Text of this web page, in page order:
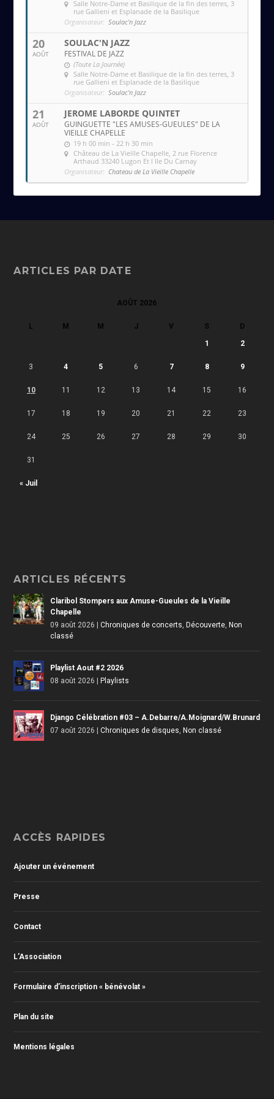
Salle Notre-Dame et Basilique de la fin des terres , 3
rue Gallieni et Esplanade de la Basilique
Organisateur: Soulac'n Jazz
20
AOÛT
SOULAC'N JAZZ
FESTIVAL DE JAZZ
(Toute La Journée)
Salle Notre-Dame et Basilique de la fin des terres , 3
rue Gallieni et Esplanade de la Basilique
Organisateur: Soulac'n Jazz
21
AOÛT
JEROME LABORDE QUINTET
GUINGUETTE "LES AMUSES-GUEULES" DE LA
VIEILLE CHAPELLE
19 h 00 min - 22 h 30 min
Château de La Vieille Chapelle , 2 rue Florence
Arthaud 33240 Lugon Et l Ile Du Carnay
Organisateur: Chateau de La Vieille Chapelle
ARTICLES PAR DATE
AOÛT 2026
L M M J V S D
« Juil
1 2
3 4 5 6 7 8 9
10 11 12 13 14 15 16
17 18 19 20 21 22 23
24 25 26 27 28 29 30
31
ARTICLES RÉCENTS
Claribol Stompers aux Amuse-Gueules de la Vieille
Chapelle
09 août 2026 |Chroniques de concerts ,Découverte ,Non
classé
Playlist Aout #2 2026
08 août 2026 |Playlists
Django Célébration #03 – A.Debarre/A.Moignard/W.Brunard
07 août 2026 |Chroniques de disques ,Non classé
ACCÈS RAPIDES
Ajouter un événement
Presse
Contact
L’Association
Formulaire d’inscription « bénévolat »
Plan du site
Mentions légales